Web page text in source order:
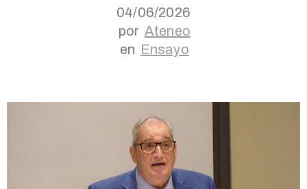
04/06/2026
por Ateneo
en Ensayo